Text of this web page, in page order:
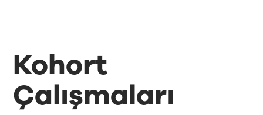
Kohort
Çalışmaları